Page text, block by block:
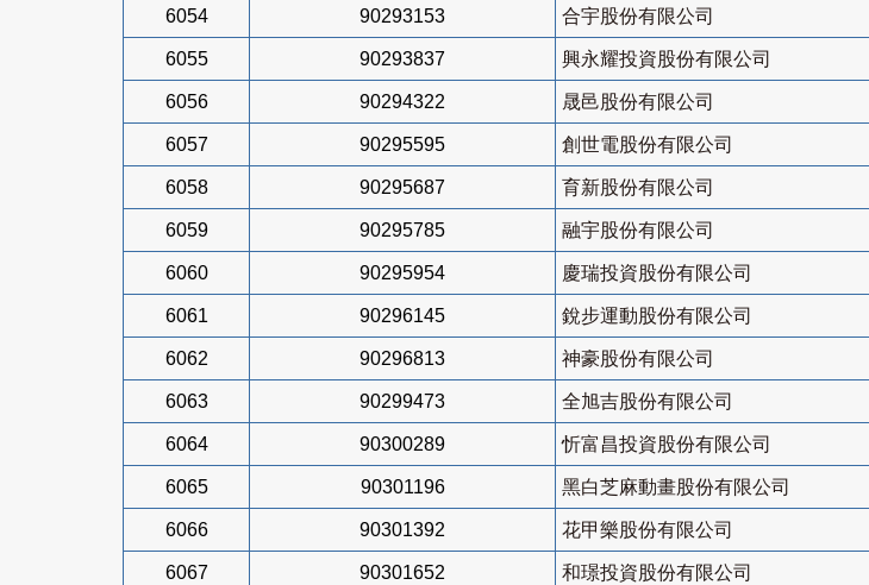
6054 90293153 合宇股份有限公司
6055 90293837 興永耀投資股份有限公司
6056 90294322 晟邑股份有限公司
6057 90295595 創世電股份有限公司
6058 90295687 育新股份有限公司
6059 90295785 融宇股份有限公司
6060 90295954 慶瑞投資股份有限公司
6061 90296145 銳步運動股份有限公司
6062 90296813 神豪股份有限公司
6063 90299473 全旭吉股份有限公司
6064 90300289 忻富昌投資股份有限公司
6065 90301196 黑白芝麻動畫股份有限公司
6066 90301392 花甲樂股份有限公司
6067 90301652 和璟投資股份有限公司